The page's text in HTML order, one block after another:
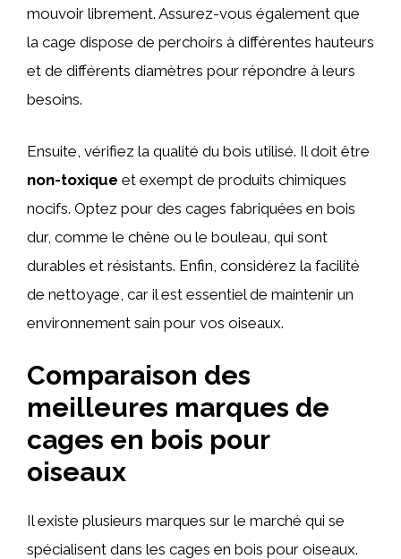
mouvoir librement. Assurez-vous également que
la cage dispose de perchoirs à différentes hauteurs
et de différents diamètres pour répondre à leurs
besoins.
Ensuite, vérifiez la qualité du bois utilisé. Il doit être
non-toxique et exempt de produits chimiques
nocifs. Optez pour des cages fabriquées en bois
dur, comme le chêne ou le bouleau, qui sont
durables et résistants. Enfin, considérez la facilité
de nettoyage, car il est essentiel de maintenir un
environnement sain pour vos oiseaux.
Comparaison des
meilleures marques de
cages en bois pour
oiseaux
Il existe plusieurs marques sur le marché qui se
spécialisent dans les cages en bois pour oiseaux.